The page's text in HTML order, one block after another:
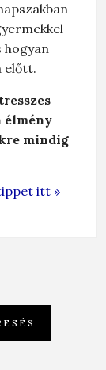
hogyan
előtt.
élmény
mindig
itt »